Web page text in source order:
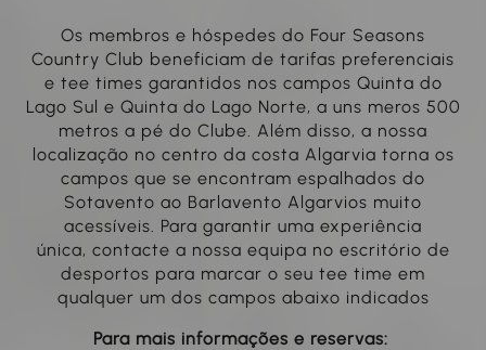
Os membros e hóspedes do Four Seasons
Country Club beneficiam de tarifas preferenciais
e tee times garantidos nos campos Quinta do
Lago Sul e Quinta do Lago Norte, a uns meros 500
metros a pé do Clube. Além disso, a nossa
localização no centro da costa Algarvia torna os
campos que se encontram espalhados do
Sotavento ao Barlavento Algarvios muito
acessíveis. Para garantir uma experiência
única, contacte a nossa equipa no escritório de
desportos para marcar o seu tee time em
qualquer um dos campos abaixo indicados
Para mais informações e reservas: